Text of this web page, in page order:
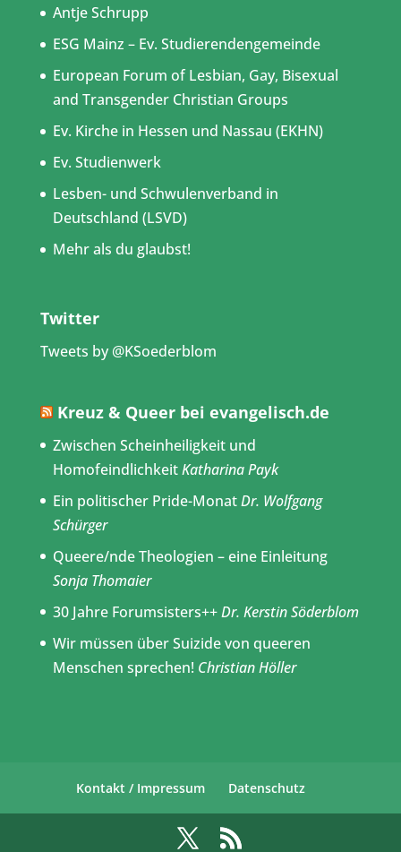
Antje Schrupp
ESG Mainz – Ev. Studierendengemeinde
European Forum of Lesbian, Gay, Bisexual
and Transgender Christian Groups
Ev. Kirche in Hessen und Nassau (EKHN)
Ev. Studienwerk
Lesben- und Schwulenverband in
Deutschland (LSVD)
Mehr als du glaubst!
Twitter
Tweets by @KSoederblom
Kreuz & Queer bei evangelisch.de
Zwischen Scheinheiligkeit und
HomofeindlichkeitKatharina Payk
Ein politischer Pride-MonatDr. Wolfgang
Schürger
Queere/nde Theologien – eine Einleitung
Sonja Thomaier
30 Jahre Forumsisters++Dr. Kerstin Söderblom
Wir müssen über Suizide von queeren
Menschen sprechen! Christian Höller
Kontakt / Impressum Datenschutz